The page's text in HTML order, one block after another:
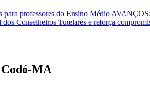
para professores do Ensino Médio
Conselheiros Tutelares e reforça
MA